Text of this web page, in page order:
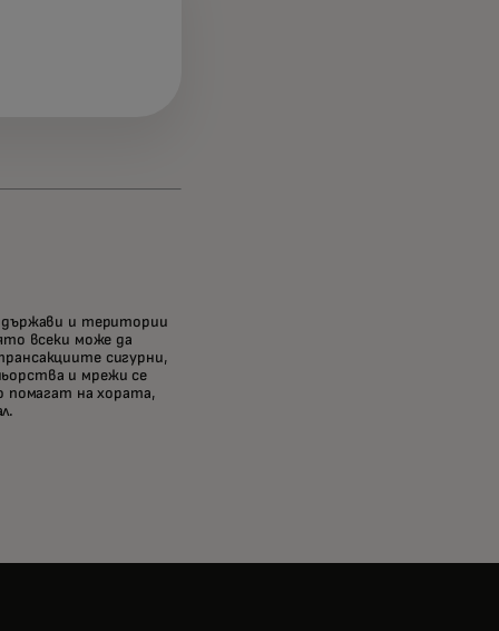
държави и територии
всеки може да
сигурни,
и мрежи се
помагат на хората,